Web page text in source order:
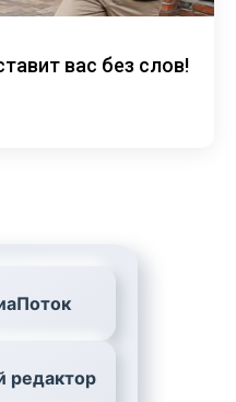
вас без слов!
редактор